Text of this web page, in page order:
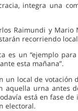
integra una
Raimundi y
recorriendo
un “ejemplo
esta mañana”.
local de votación
urna
está en fase
electoral.